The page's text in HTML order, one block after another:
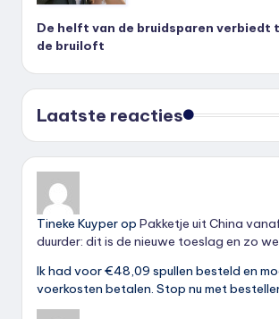
De helft van de bruidsparen verbiedt
de bruiloft
Laatste reacties
Tineke Kuyperop Pakketje uit China
duurder: dit is de nieuwe toeslag en zo
Ik had voor €48,09 spullen besteld en
voerkosten betalen. Stop nu met